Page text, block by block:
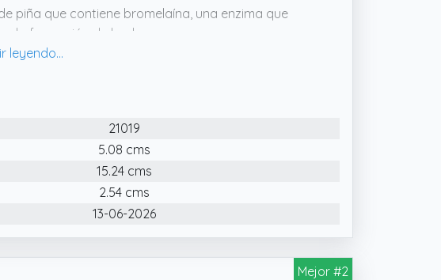
piña que contiene bromelaína, una enzima que
la formación de la placa
21019
5.08 cms
15.24 cms
2.54 cms
13-06-2026
Mejor #2